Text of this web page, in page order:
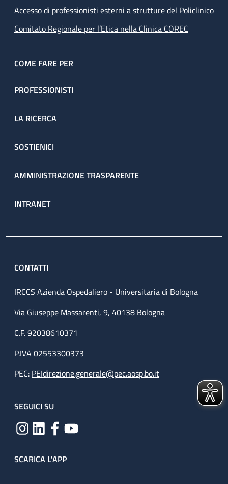
Accesso di professionisti esterni a strutture del Policlinico
Comitato Regionale per l’Etica nella Clinica COREC
COME FARE PER
PROFESSIONISTI
LA RICERCA
SOSTIENICI
AMMINISTRAZIONE TRASPARENTE
INTRANET
CONTATTI
IRCCS Azienda Ospedaliero - Universitaria di Bologna
Via Giuseppe Massarenti, 9, 40138 Bologna
C.F. 92038610371
P.IVA 02553300373
PEC: PEIdirezione.generale@pec.aosp.bo.it
SEGUICI SU
SCARICA L'APP